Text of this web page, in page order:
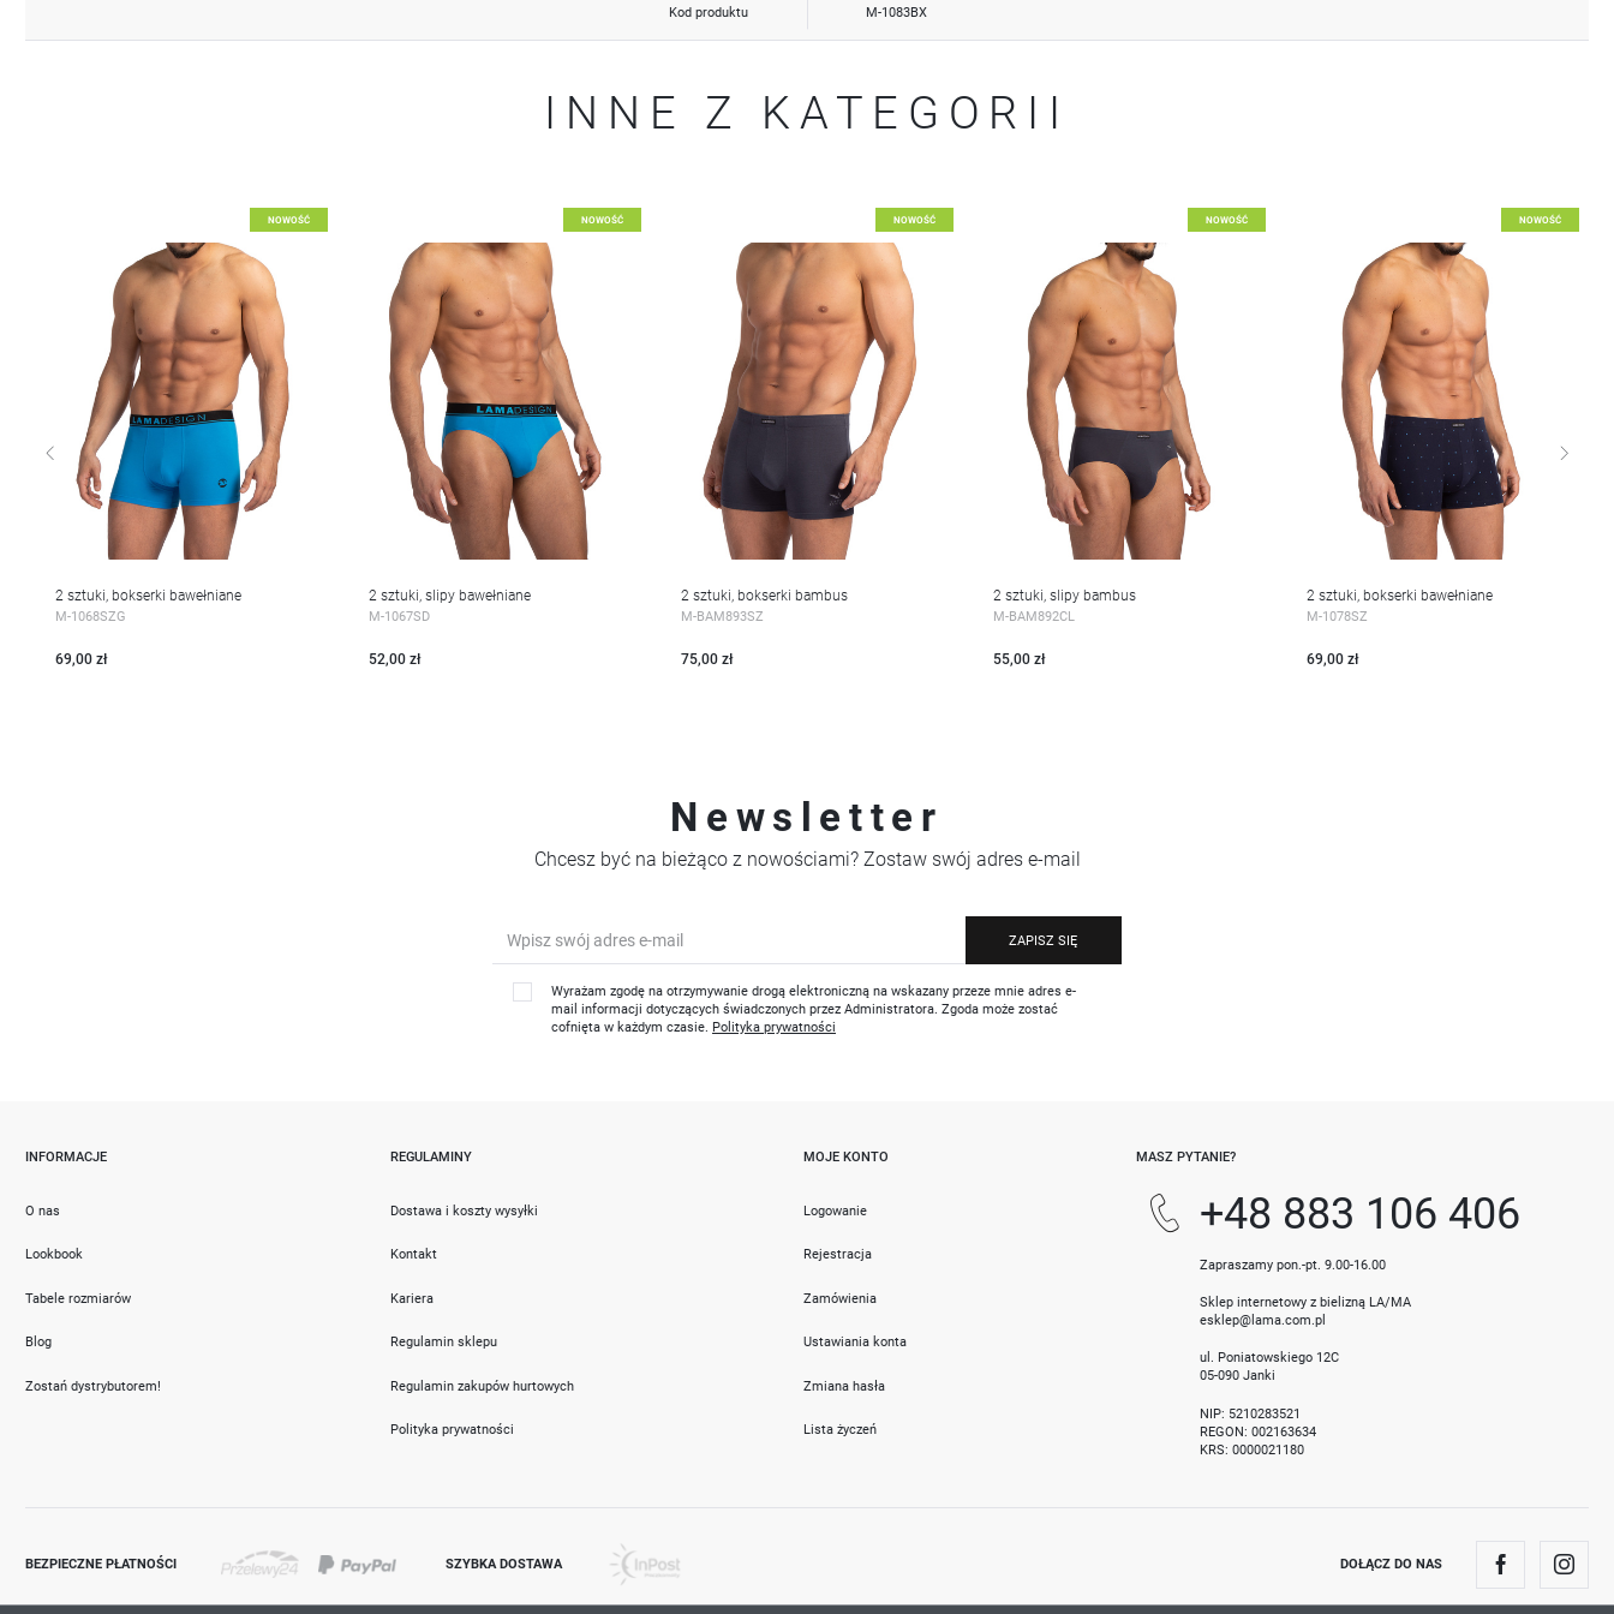
Kod produktu M-1083BX
INNE Z KATEGORII
NOWOŚĆ
2 sztuki, bokserki bawełniane
M-1068SZG
69,00 zł
WIĘCEJ
NOWOŚĆ
2 sztuki, slipy bawełniane
M-1067SD
52,00 zł
WIĘCEJ
NOWOŚĆ
2 sztuki, bokserki bambus
M-BAM893SZ
75,00 zł
WIĘCEJ
NOWOŚĆ
2 sztuki, slipy bambus
M-BAM892CL
55,00 zł
WIĘCEJ
NOWOŚĆ
2 sztuki, bokserki bawełniane
M-1078SZ
69,00 zł
WIĘCEJ
Newsletter
Chcesz być na bieżąco z nowościami? Zostaw swój adres e-mail
ZAPISZ SIĘ
Wyrażam zgodę na otrzymywanie drogą elektroniczną na wskazany przeze mnie adres e-
mail informacji dotyczących świadczonych przez Administratora. Zgoda może zostać
cofnięta w każdym czasie. Polityka prywatności
INFORMACJE
O nas
Lookbook
Tabele rozmiarów
Blog
Zostań dystrybutorem!
REGULAMINY
Dostawa i koszty wysyłki
Kontakt
Kariera
Regulamin sklepu
Regulamin zakupów hurtowych
Polityka prywatności
MOJE KONTO
Logowanie
Rejestracja
Zamówienia
Ustawiania konta
Zmiana hasła
Lista życzeń
MASZ PYTANIE?
+48 883 106 406
Zapraszamy pon.-pt. 9.00-16.00
Sklep internetowy z bielizną LA/MA
esklep@lama.com.pl
ul. Poniatowskiego 12C
05-090 Janki
NIP: 5210283521
REGON: 002163634
KRS: 0000021180
BEZPIECZNE PŁATNOŚCI SZYBKA DOSTAWA DOŁĄCZ DO NAS